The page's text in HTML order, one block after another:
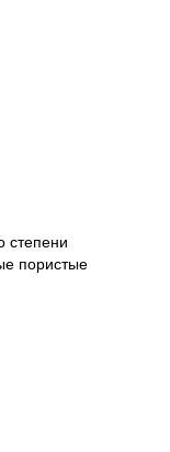
степени
пористые